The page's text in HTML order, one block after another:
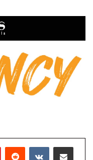
PinterestReddit VKontakteE-Posta ile paylaş